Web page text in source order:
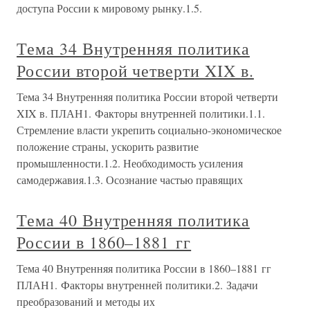
доступа России к мировому рынку.1.5.
Тема 34 Внутренняя политика
России второй четверти XIX в.
Тема 34 Внутренняя политика России второй четверти
XIX в. ПЛАН1. Факторы внутренней политики.1.1.
Стремление власти укрепить социально-экономическое
положение страны, ускорить развитие
промышленности.1.2. Необходимость усиления
самодержавия.1.3. Осознание частью правящих
Тема 40 Внутренняя политика
России в 1860–1881 гг
Тема 40 Внутренняя политика России в 1860–1881 гг
ПЛАН1. Факторы внутренней политики.2. Задачи
преобразований и методы их